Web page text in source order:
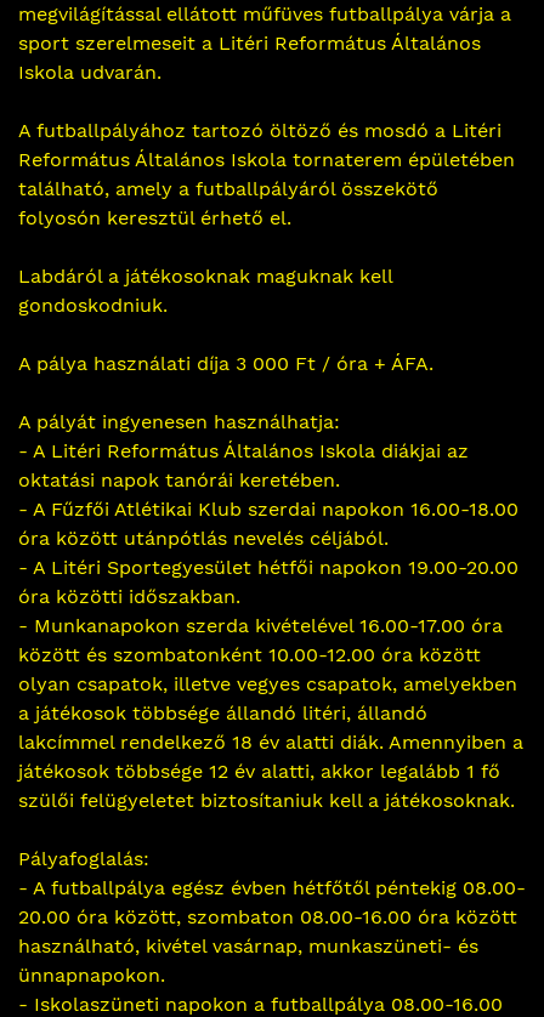
megvilágítással ellátott műfüves futballpálya várja a
sport szerelmeseit a Litéri Református Általános
Iskola udvarán.
A futballpályához tartozó öltöző és mosdó a Litéri
Református Általános Iskola tornaterem épületében
található, amely a futballpályáról összekötő
folyosón keresztül érhető el.
Labdáról a játékosoknak maguknak kell
gondoskodniuk.
A pálya használati díja 3 000 Ft / óra + ÁFA.
A pályát ingyenesen használhatja:
- A Litéri Református Általános Iskola diákjai az
oktatási napok tanórái keretében.
- A Fűzfői Atlétikai Klub szerdai napokon 16.00-18.00
óra között utánpótlás nevelés céljából.
- A Litéri Sportegyesület hétfői napokon 19.00-20.00
óra közötti időszakban.
- Munkanapokon szerda kivételével 16.00-17.00 óra
között és szombatonként 10.00-12.00 óra között
olyan csapatok, illetve vegyes csapatok, amelyekben
a játékosok többsége állandó litéri, állandó
lakcímmel rendelkező 18 év alatti diák. Amennyiben a
játékosok többsége 12 év alatti, akkor legalább 1 fő
szülői felügyeletet biztosítaniuk kell a játékosoknak.
Pályafoglalás:
- A futballpálya egész évben hétfőtől péntekig 08.00-
20.00 óra között, szombaton 08.00-16.00 óra között
használható, kivétel vasárnap, munkaszüneti- és
ünnapnapokon.
- Iskolaszüneti napokon a futballpálya 08.00-16.00